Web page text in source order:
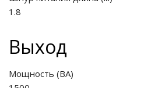
1.8
Выход
Мощность (ВА)